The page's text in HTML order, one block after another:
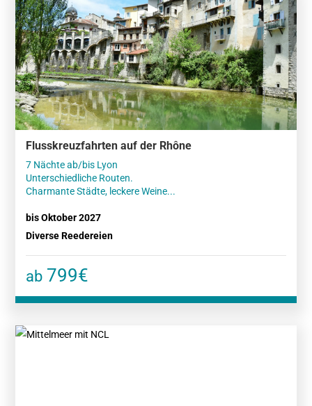
Flusskreuzfahrten auf der Rhône
7 Nächte ab/bis Lyon
Unterschiedliche Routen.
Charmante Städte, leckere Weine...
bis Oktober 2027
Diverse Reedereien
ab 799€